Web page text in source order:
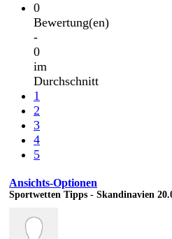
0
Bewertung(en)
-
0
im
Durchschnitt
1
2
3
4
5
Ansichts-Optionen
Sportwetten Tipps - Skandinavien